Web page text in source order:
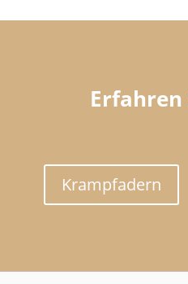
Krampfadern